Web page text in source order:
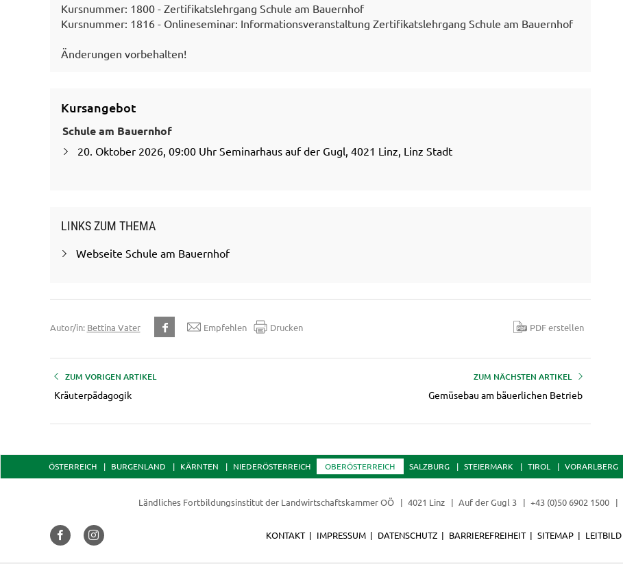
Kursnummer: 1800 - Zertifikatslehrgang Schule am Bauernhof
Kursnummer: 1816 - Onlineseminar: Informationsveranstaltung Zertifikatslehrgang Schule am Bauernhof
Änderungen vorbehalten!
Kursangebot
Schule am Bauernhof
20. Oktober 2026, 09:00 Uhr Seminarhaus auf der Gugl, 4021 Linz, Linz Stadt
LINKS ZUM THEMA
Webseite Schule am Bauernhof
Autor/in: Bettina Vater Empfehlen Drucken PDF erstellen
ZUM VORIGEN ARTIKEL
Kräuterpädagogik
ZUM NÄCHSTEN ARTIKEL
Gemüsebau am bäuerlichen Betrieb
ÖSTERREICH BURGENLAND KÄRNTEN NIEDERÖSTERREICH OBERÖSTERREICH SALZBURG STEIERMARK TIROL VORARLBERG
Ländliches Fortbildungsinstitut der Landwirtschaftskammer OÖ 4021 Linz Auf der Gugl 3 +43 (0)50 6902 1500
KONTAKT IMPRESSUM DATENSCHUTZ BARRIEREFREIHEIT SITEMAP LEITBILD